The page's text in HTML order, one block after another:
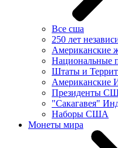
Все сша
250 лет
Американские
Национальные
Штаты и
Американские
Президенты
"Сакагавея"
Наборы США
Монеты мира